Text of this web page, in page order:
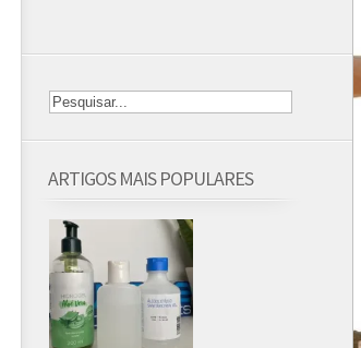
ARTIGOS MAIS POPULARES